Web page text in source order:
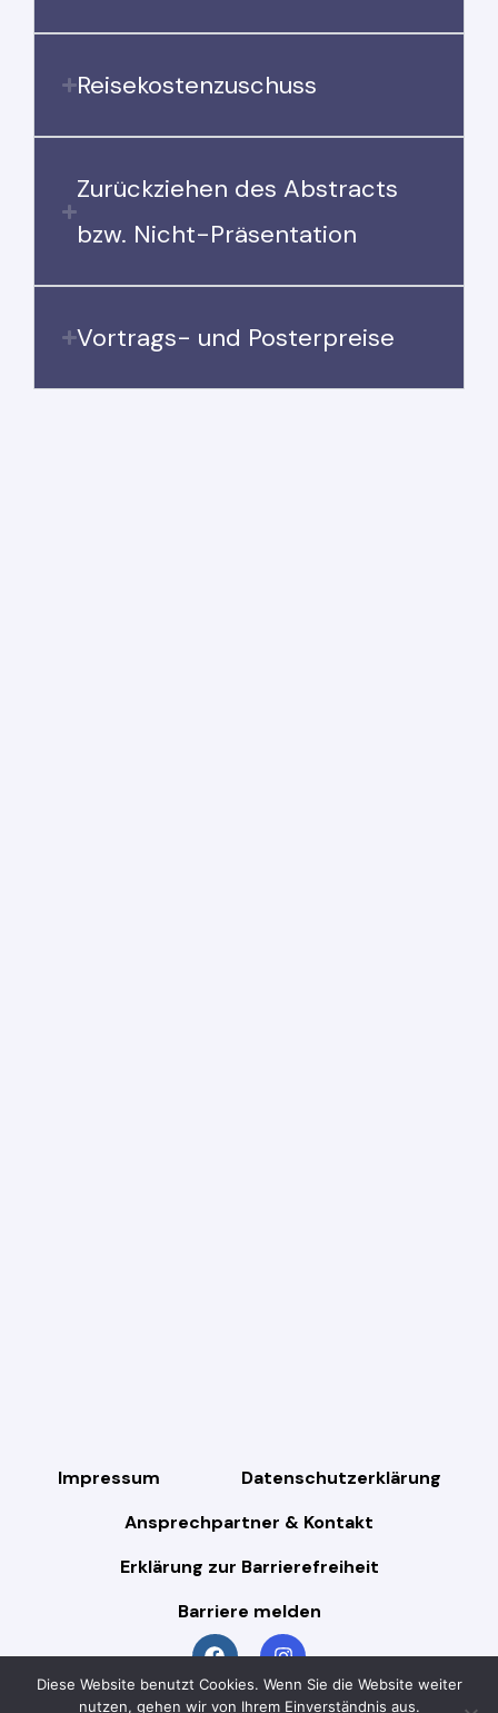
Reisekostenzuschuss
Zurückziehen des Abstracts
bzw. Nicht-Präsentation
Vortrags- und Posterpreise
Impressum
Datenschutzerklärung
Ansprechpartner & Kontakt
Erklärung zur Barrierefreiheit
Barriere melden
Diese Website benutzt Cookies. Wenn Sie die Website weiter
nutzen, gehen wir von Ihrem Einverständnis aus.